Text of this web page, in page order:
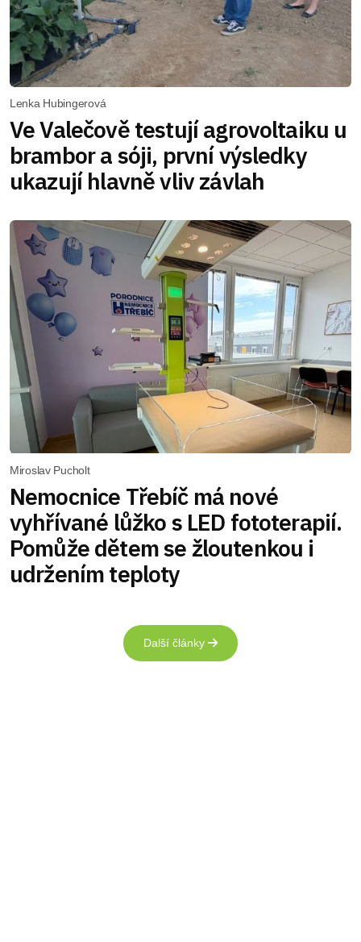
Lenka Hubingerová
Ve Valečově testují agrovoltaiku u
brambor a sóji, první výsledky
ukazují hlavně vliv závlah
Miroslav Pucholt
Nemocnice Třebíč má nové
vyhřívané lůžko s LED fototerapií.
Pomůže dětem se žloutenkou i
udržením teploty
Další články